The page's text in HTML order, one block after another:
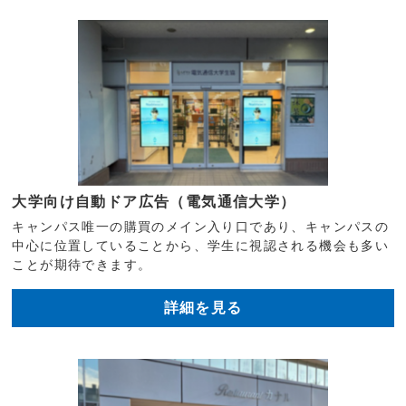
大学向け自動ドア広告（電気通信大学）
キャンパス唯一の購買のメイン入り口であり、キャンパスの
中心に位置していることから、学生に視認される機会も多い
ことが期待できます。
詳細を見る